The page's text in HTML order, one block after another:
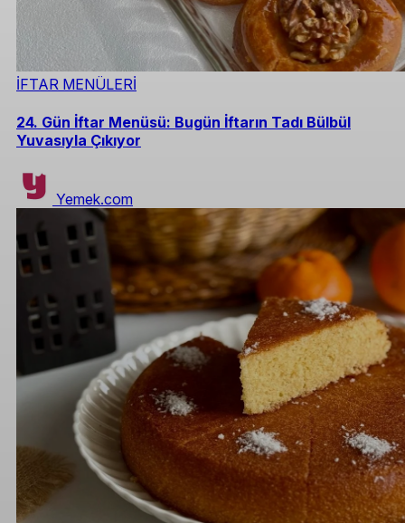
İFTAR MENÜLERİ
24. Gün İftar Menüsü: Bugün İftarın Tadı Bülbül
Yuvasıyla Çıkıyor
Yemek.com